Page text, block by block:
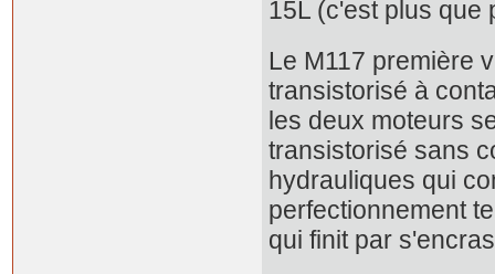
15L (c'est plus que
Le M117 première
transistorisé à
les deux moteurs
transistorisé sans
hydrauliques qui
perfectionnement
qui finit par